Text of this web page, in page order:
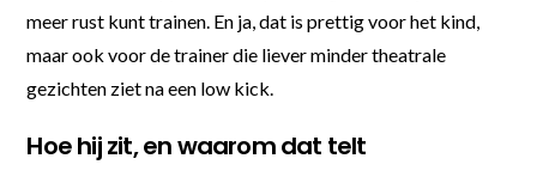
meer rust kunt trainen. En ja, dat is prettig voor het kind,
maar ook voor de trainer die liever minder theatrale
gezichten ziet na een low kick.
Hoe hij zit, en waarom dat telt